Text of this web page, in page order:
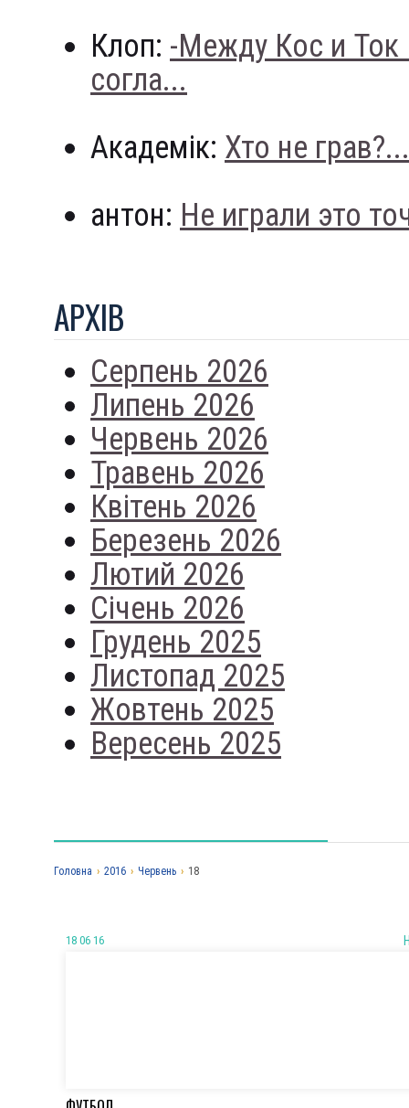
Клоп: -Между Кос и
согла...
Академік: Хто не грав?...
антон: Не играли это
АРХIВ
Серпень 2026
Липень 2026
Червень 2026
Травень 2026
Квітень 2026
Березень 2026
Лютий 2026
Січень 2026
Грудень 2025
Листопад 2025
Жовтень 2025
Вересень 2025
Головна › 2016 › Червень › 18
18 06 16